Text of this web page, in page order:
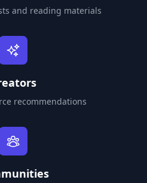
and reading materials
recommendations